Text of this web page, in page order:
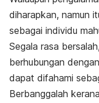
diharapkan, namun
sebagai individu
Segala rasa
berhubungan
dapat difahami
Berbanggalah